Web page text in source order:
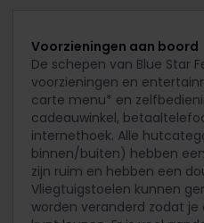
Voorzieningen aan boord
De schepen van Blue Star
voorzieningen en
carte menu* en
cadeauwinkel,
internethoek. Alle
binnen/buiten) hebben
zijn ruim en hebben een
Vliegtuigstoelen kunnen
worden veranderd zodat je